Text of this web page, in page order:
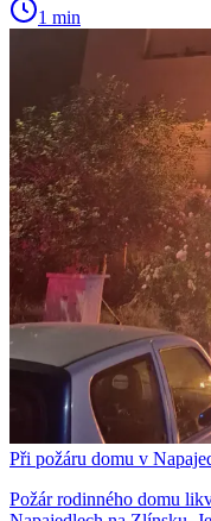
1 min
Při požáru domu v
Požár rodinného domu